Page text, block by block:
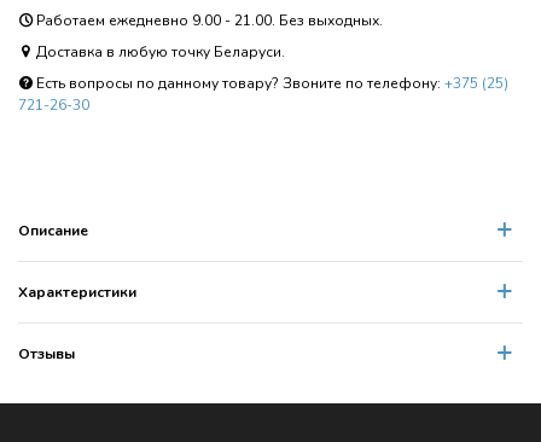
Работаем ежедневно 9.00 - 21.00. Без выходных.
Доставка в любую точку Беларуси.
Есть вопросы по данному товару? Звоните по телефону: +375 (25)
721-26-30
Описание
Характеристики
Отзывы